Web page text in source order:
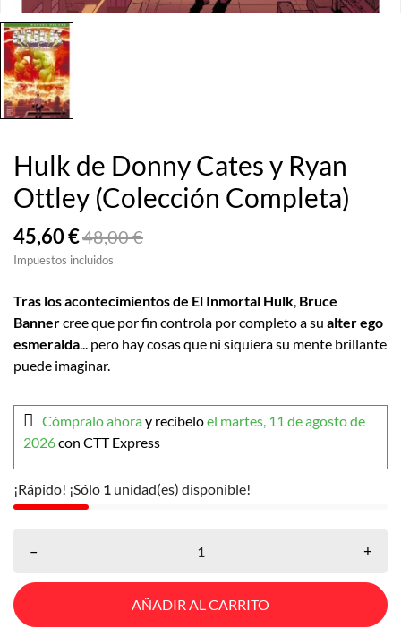
Hulk de Donny Cates y Ryan
Ottley (Colección Completa)
45,60 €48,00 €
Impuestos incluidos
Tras los acontecimientos de El Inmortal Hulk, Bruce
Bannercree que por fin controla por completo a su alter ego
esmeralda... pero hay cosas que ni siquiera su mente brillante
puede imaginar.
Cómpralo ahoray recíbeloel martes, 11 de agosto de
2026con CTT Express
¡Rápido! ¡Sólo 1 unidad(es) disponible!
– +
AÑADIR AL CARRITO